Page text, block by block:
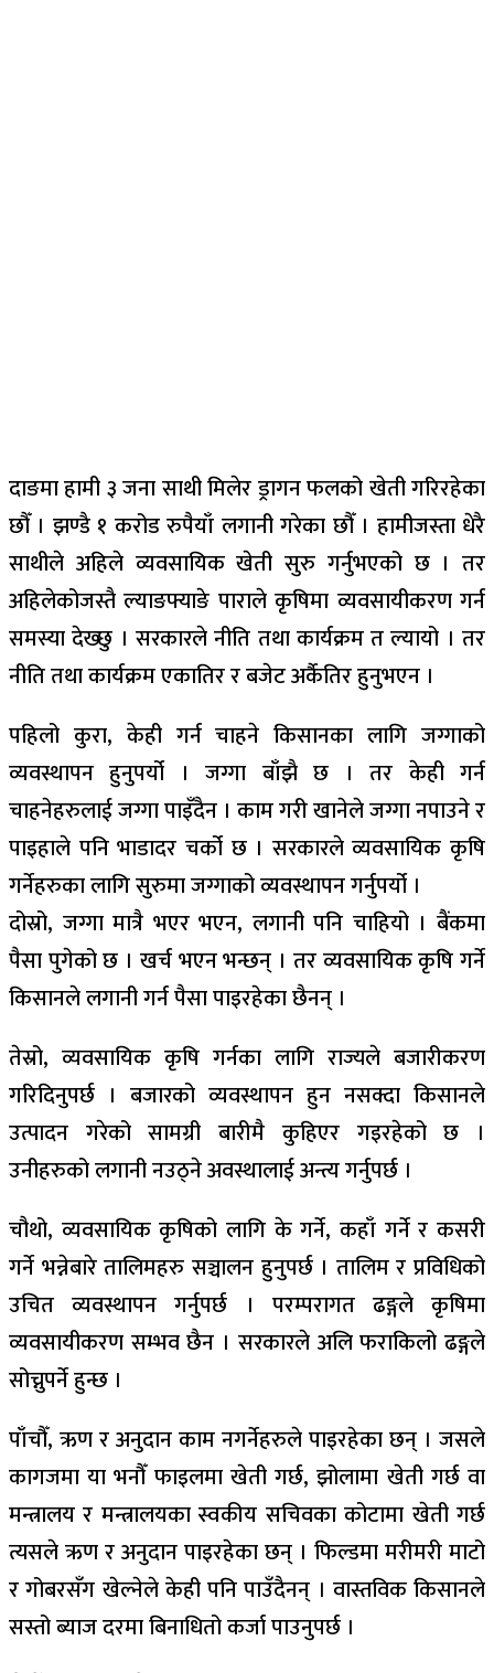
दाङमा हामी ३ जना साथी मिलेर ड्रागन फलको खेती गरिरहेका
छौँ । झण्डै १ करोड रुपैयाँ लगानी गरेका छौँ । हामीजस्ता धेरै
साथीले अहिले व्यवसायिक खेती सुरु गर्नुभएको छ । तर
अहिलेकोजस्तै ल्याङफ्याङे पाराले कृषिमा व्यवसायीकरण गर्न
समस्या देख्छु । सरकारले नीति तथा कार्यक्रम त ल्यायो । तर
नीति तथा कार्यक्रम एकातिर र बजेट अर्कैतिर हुनुभएन ।
पहिलो कुरा, केही गर्न चाहने किसानका लागि जग्गाको
व्यवस्थापन हुनुपर्यो । जग्गा बाँझै छ । तर केही गर्न
चाहनेहरुलाई जग्गा पाइँदैन । काम गरी खानेले जग्गा नपाउने र
पाइहाले पनि भाडादर चर्को छ । सरकारले व्यवसायिक कृषि
गर्नेहरुका लागि सुरुमा जग्गाको व्यवस्थापन गर्नुपर्यो ।
दोस्रो, जग्गा मात्रै भएर भएन, लगानी पनि चाहियो । बैंकमा
पैसा पुगेको छ । खर्च भएन भन्छन् । तर व्यवसायिक कृषि गर्ने
किसानले लगानी गर्न पैसा पाइरहेका छैनन् ।
तेस्रो, व्यवसायिक कृषि गर्नका लागि राज्यले बजारीकरण
गरिदिनुपर्छ । बजारको व्यवस्थापन हुन नसक्दा किसानले
उत्पादन गरेको सामग्री बारीमै कुहिएर गइरहेको छ ।
उनीहरुको लगानी नउठ्ने अवस्थालाई अन्त्य गर्नुपर्छ ।
चौथो, व्यवसायिक कृषिको लागि के गर्ने, कहाँ गर्ने र कसरी
गर्ने भन्नेबारे तालिमहरु सञ्चालन हुनुपर्छ । तालिम र प्रविधिको
उचित व्यवस्थापन गर्नुपर्छ । परम्परागत ढङ्गले कृषिमा
व्यवसायीकरण सम्भव छैन । सरकारले अलि फराकिलो ढङ्गले
सोच्नुपर्ने हुन्छ ।
पाँचौँ, ऋण र अनुदान काम नगर्नेहरुले पाइरहेका छन् । जसले
कागजमा या भनौँ फाइलमा खेती गर्छ, झोलामा खेती गर्छ वा
मन्त्रालय र मन्त्रालयका स्वकीय सचिवका कोटामा खेती गर्छ
त्यसले ऋण र अनुदान पाइरहेका छन् । फिल्डमा मरीमरी माटो
र गोबरसँग खेल्नेले केही पनि पाउँदैनन् । वास्तविक किसानले
सस्तो ब्याज दरमा बिनाधितो कर्जा पाउनुपर्छ ।